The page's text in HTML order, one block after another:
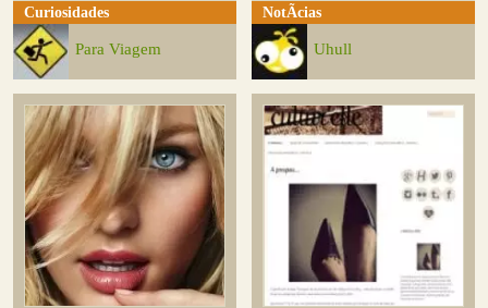
Curiosidades
Para Viagem
NotÃ­cias
Uhull